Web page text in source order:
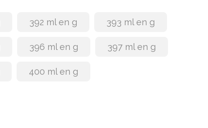
392 ml en g 393 ml en g
396 ml en g 397 ml en g
400 ml en g